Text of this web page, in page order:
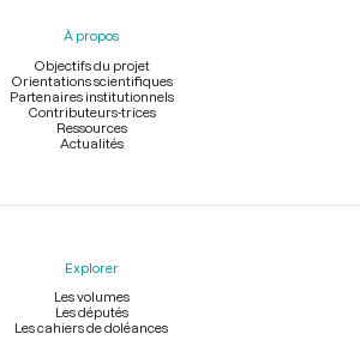
À propos
Objectifs du projet
Orientations scientifiques
Partenaires institutionnels
Contributeurs-trices
Ressources
Actualités
Explorer
Les volumes
Les députés
Les cahiers de doléances